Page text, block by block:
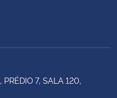
7, SALA 120,